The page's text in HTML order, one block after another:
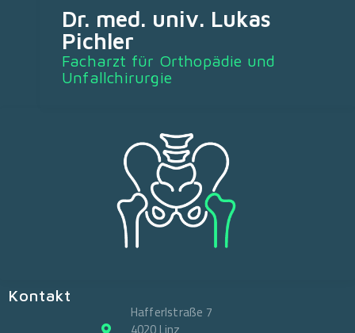
Dr. med. univ. Lukas
Pichler
Facharzt für Orthopädie und
Unfallchirurgie
Kontakt
Hafferlstraße 7